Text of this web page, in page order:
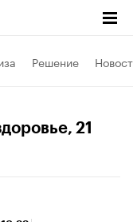
Решение
, 21